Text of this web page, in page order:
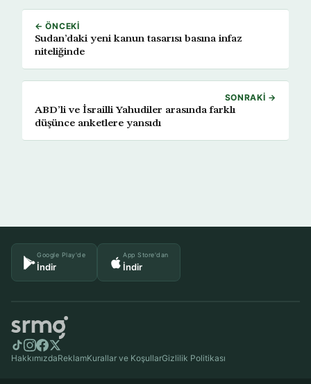
← ÖNCEKI
Sudan’daki yeni kanun tasarısı basına infaz
niteliğinde
SONRAKI →
ABD’li ve İsrailli Yahudiler arasında farklı
düşünce anketlere yansıdı
Google Play'de
İndir
App Store'dan
İndir
HakkımızdaReklamKurallar ve KoşullarGizlilik Politikası